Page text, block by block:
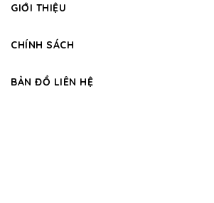
GIỚI THIỆU
CHÍNH SÁCH
BẢN ĐỒ LIÊN HỆ